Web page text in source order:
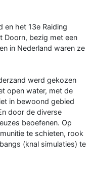
en het 13e Raiding
Doorn, bezig met een
in Nederland waren ze
werd gekozen
open water, met de
in bewoond gebied
door de diverse
beoefenen. Op
te schieten, rook
(knal simulaties) te